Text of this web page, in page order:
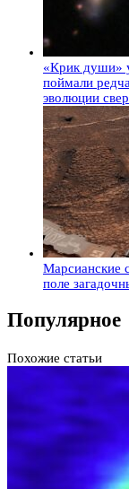
«Крик души»
поймали
эволюции
Марсианские
поле
Популярное
Похожие статьи